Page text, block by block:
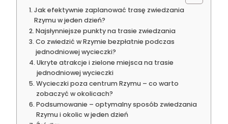
Jak efektywnie zaplanować trasę zwiedzania
Rzymu w jeden dzień?
Najsłynniejsze punkty na trasie zwiedzania
Co zwiedzić w Rzymie bezpłatnie podczas
jednodniowej wycieczki?
Ukryte atrakcje i zielone miejsca na trasie
jednodniowej wycieczki
Wycieczki poza centrum Rzymu – co warto
zobaczyć w okolicach?
Podsumowanie – optymalny sposób zwiedzania
Rzymu i okolic w jeden dzień